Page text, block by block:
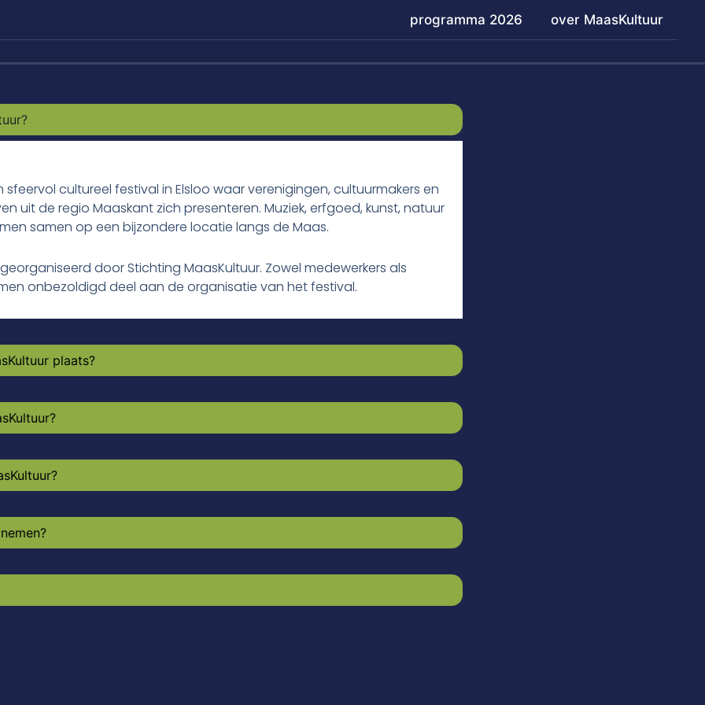
programma 2026 over MaasKultuur
sfeervol cultureel festival in Elsloo waar verenigingen, cultuurmakers en
uit de regio Maaskant zich presenteren. Muziek, erfgoed, kunst, natuur
samen op een bijzondere locatie langs de Maas.
door Stichting MaasKultuur. Zowel medewerkers als
onbezoldigd deel aan de organisatie van het festival.
plaats?